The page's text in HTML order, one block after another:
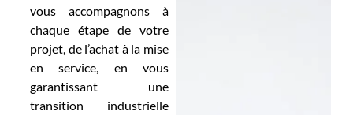
vous accompagnons à
chaque étape de votre
projet, de l’achat à la mise
en service, en vous
garantissant une
transition industrielle